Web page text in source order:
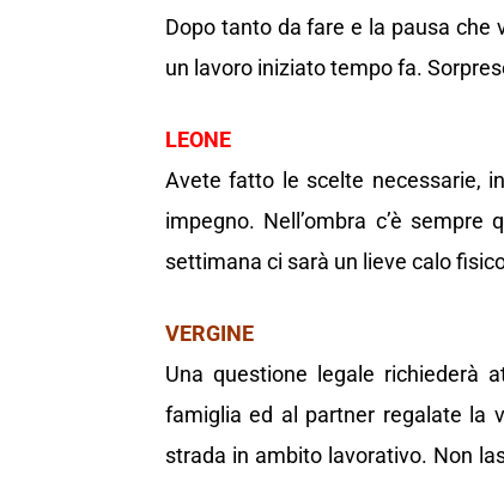
Dopo tanto da fare e la pausa
un lavoro iniziato tempo fa.
LEONE
Avete fatto le scelte necessarie,
impegno. Nell’ombra c’è
settimana ci sarà un lieve calo
VERGINE
Una questione legale richiederà
famiglia ed al partner regalate la
strada in ambito lavorativo. Non